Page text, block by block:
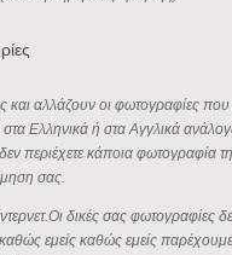
και αλλάζουν οι φωτογραφίες
Ελληνικά ή στα Αγγλικά
περιέχετε κάποια
σας.
δικές σας
εμείς καθώς εμείς